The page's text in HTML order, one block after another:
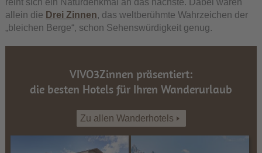
reiht sich ein Naturdenkmal an das nächste. Dabei wären
allein die Drei Zinnen, das weltberühmte Wahrzeichen der
„bleichen Berge“, schon Sehenswürdigkeit genug.
VIVO3Zinnen präsentiert:
die besten Hotels für Ihren Wanderurlaub
Zu allen Wanderhotels